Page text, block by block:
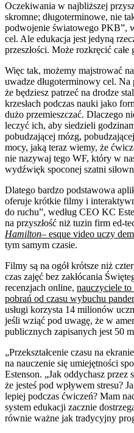
Oczekiwania w najbliższej
skromne; długoterminowe, nie
podwojenie światowego PKB”,
cel. Ale edukacja jest jedyną
przeszłości. Może rozkręcić całe
Więc tak, możemy majstrować
uwadze długoterminowy cel. Na
że będziesz patrzeć na drodze
krzesłach podczas nauki jako
dużo przemieszczać. Dlaczego
leczyć ich, aby siedzieli
pobudzającej mózg,
mocy, jaką teraz wiemy, że
nie nazywaj tego WF, który w
wydźwięk spoconej szatni
Dlatego bardzo podstawowa
oferuje krótkie filmy i
do ruchu”, według CEO KC
na przyszłość niż tuzin firm ed-
Hamilton– esque video uczy
tym samym czasie.
Filmy są na ogół krótsze niż
czas zajęć bez zakłócania
recenzjach online, nauczyciele
pobrań od czasu wybuchu
usługi korzysta 14 milionów
jeśli wziąć pod uwagę, że w
publicznych zapisanych jest 50
„Przekształcenie czasu na
na nauczenie się umiejętności
Estenson. „Jak oddychasz przez
że jesteś pod wpływem stresu?
lepiej podczas ćwiczeń? Mam
system edukacji zacznie
równie ważne jak tradycyjny